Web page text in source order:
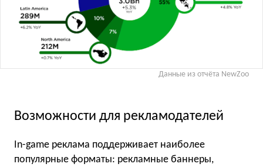
Данные из отчёта NewZoo
Возможности для рекламодателей
In-game реклама поддерживает наиболее
популярные форматы: рекламные баннеры,